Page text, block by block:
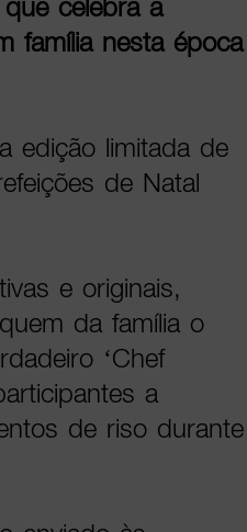
celebra a
família nesta época
edição limitada de
de Natal
e originais,
da família o
‘Chef
a
de riso durante